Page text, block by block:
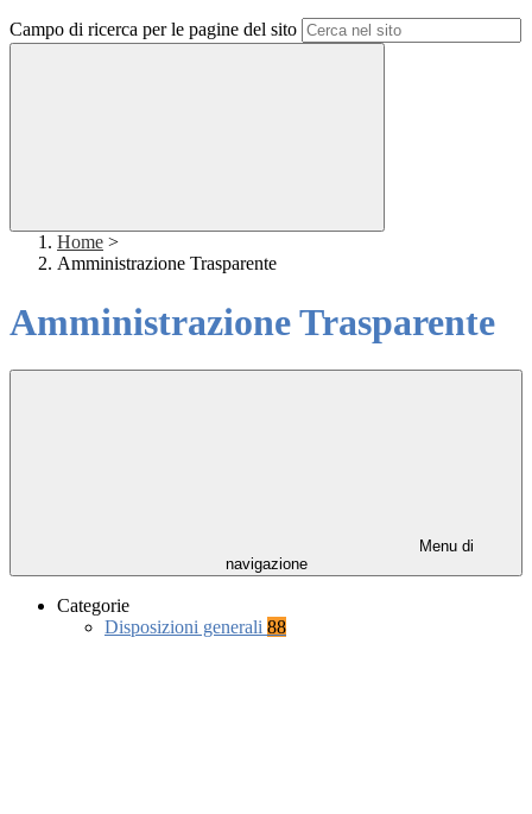
Campo di ricerca per le pagine del sito
Home >
Amministrazione Trasparente
Amministrazione Trasparente
Menu di
navigazione
Categorie
Disposizioni generali 88